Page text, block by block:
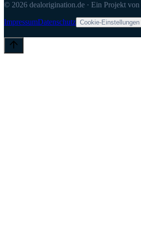
© 2026 dealorigination.de · Ein Projekt von
ImpressumDatenschutz Cookie-Einstellungen